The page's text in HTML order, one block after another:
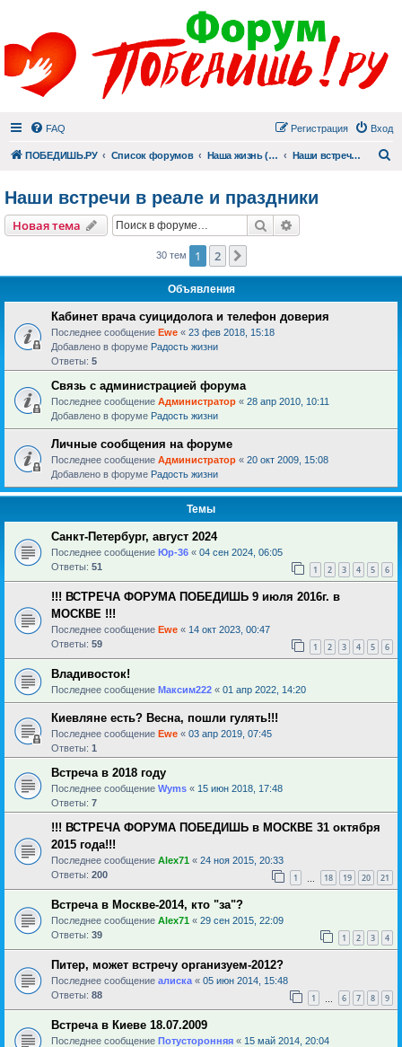
FAQ Вход
Регистрация
ПОБЕДИШЬ.РУ Список форумов Наша жизнь (не всё же о суициде!) Наши встречи в реале и праздники
Наши встречи в реале и праздники
Новая тема Поиск
30 тем 1 2
Объявления
Кабинет врача суицидолога и телефон доверия
Последнее сообщение Ewe « 23 фев 2018, 15:18
Добавлено в форуме Радость жизни
Ответы: 5
Связь с администрацией форума
Последнее сообщение Администратор « 28 апр 2010, 10:11
Добавлено в форуме Радость жизни
Личные сообщения на форуме
Последнее сообщение Администратор « 20 окт 2009, 15:08
Добавлено в форуме Радость жизни
Темы
Санкт-Петербург, август 2024
Последнее сообщение Юр-36 « 04 сен 2024, 06:05
Ответы: 51 1 2 3 4 5 6
!!! ВСТРЕЧА ФОРУМА ПОБЕДИШЬ 9 июля 2016г. в
МОСКВЕ !!!
Последнее сообщение Ewe « 14 окт 2023, 00:47
Ответы: 59 1 2 3 4 5 6
Владивосток!
Последнее сообщение Максим222 « 01 апр 2022, 14:20
Киевляне есть? Весна, пошли гулять!!!
Последнее сообщение Ewe « 03 апр 2019, 07:45
Ответы: 1
Встреча в 2018 году
Последнее сообщение Wyms « 15 июн 2018, 17:48
Ответы: 7
!!! ВСТРЕЧА ФОРУМА ПОБЕДИШЬ в МОСКВЕ 31 октября
2015 года!!!
Последнее сообщение Alex71 « 24 ноя 2015, 20:33
Ответы: 200 1 18 19 20 21
Встреча в Москве-2014, кто "за"?
Последнее сообщение Alex71 « 29 сен 2015, 22:09
Ответы: 39 1 2 3 4
Питер, может встречу организуем-2012?
Последнее сообщение алиска « 05 июн 2014, 15:48
Ответы: 88 1 6 7 8 9
Встреча в Киеве 18.07.2009
Последнее сообщение Потусторонняя « 15 май 2014, 20:04